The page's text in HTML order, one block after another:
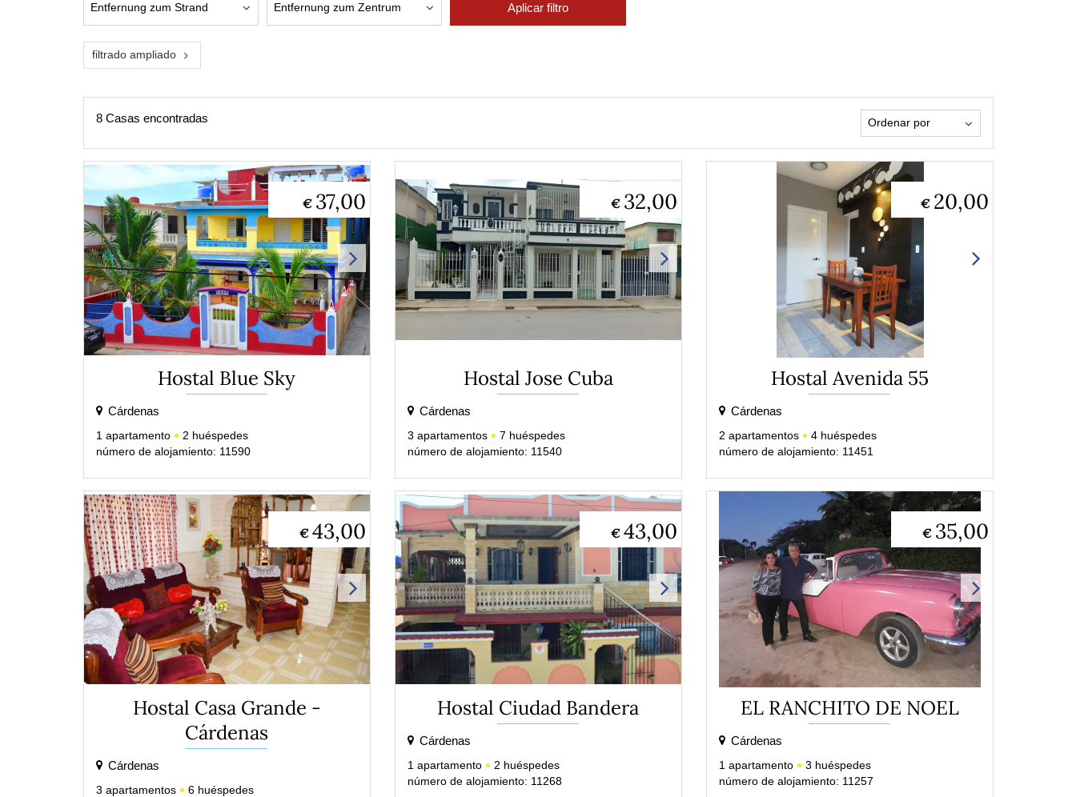
Aplicar filtro
filtrado ampliado
8 Casas encontradas
37,00
€
Hostal Blue Sky
Cárdenas
1apartamento 2 huéspedes
número de alojamiento: 11590
32,00
€
Hostal Jose Cuba
Cárdenas
3 apartamentos 7 huéspedes
número de alojamiento: 11540
20,00
€
Hostal Avenida 55
Cárdenas
2 apartamentos 4huéspedes
número de alojamiento: 11451
43,00
€
Hostal Casa Grande -
Cárdenas
Cárdenas
3 apartamentos 6huéspedes
43,00
€
Hostal Ciudad Bandera
Cárdenas
1apartamento 2 huéspedes
número de alojamiento: 11268
35,00
€
EL RANCHITO DE NOEL
Cárdenas
1apartamento 3 huéspedes
número de alojamiento: 11257